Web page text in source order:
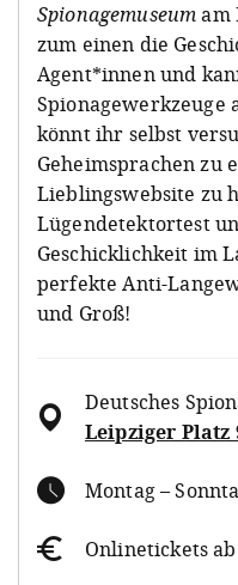
Spionagemuseumam
zum einen die
Agent*innen und
Spionagewerkzeuge
könnt ihr selbst
Geheimsprachen zu
Lieblingswebsite zu
Lügendetektortest
Geschicklichkeit im
perfekte Anti-
und Groß!
Deutsches
Leipziger Platz
Montag –
Onlinetickets